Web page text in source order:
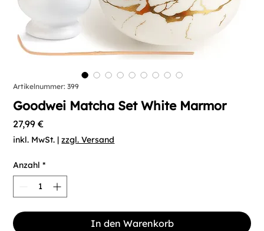
Artikelnummer: 399
Goodwei Matcha Set White Marmor
27,99 €Preis
inkl. MwSt. |zzgl. Versand
Anzahl *
In den Warenkorb